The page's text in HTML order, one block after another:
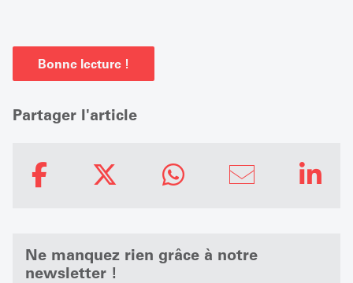
Bonne lecture !
Partager l'article
Ne manquez rien grâce à notre
newsletter !